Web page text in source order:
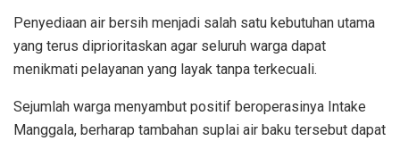
Penyediaan air bersih menjadi salah satu kebutuhan utama
yang terus diprioritaskan agar seluruh warga dapat
menikmati pelayanan yang layak tanpa terkecuali.
Sejumlah warga menyambut positif beroperasinya Intake
Manggala, berharap tambahan suplai air baku tersebut dapat